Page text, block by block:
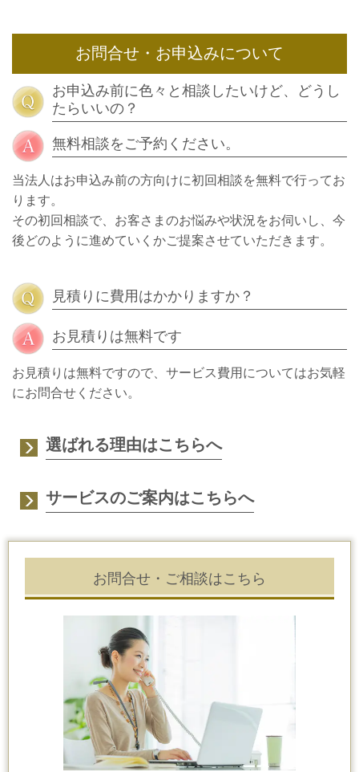
お問合せ・お申込みについて
お申込み前に色々と相談したいけど、どうし
たらいいの？
無料相談をご予約ください。
当法人はお申込み前の方向けに初回相談を無料で行ってお
ります。
その初回相談で、お客さまのお悩みや状況をお伺いし、今
後どのように進めていくかご提案させていただきます。
見積りに費用はかかりますか？
お見積りは無料です
お見積りは無料ですので、サービス費用についてはお気軽
にお問合せください。
選ばれる理由はこちらへ
サービスのご案内はこちらへ
お問合せ・ご相談はこちら